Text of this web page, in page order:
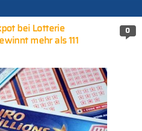
0
bei Lotterie
mehr als 111